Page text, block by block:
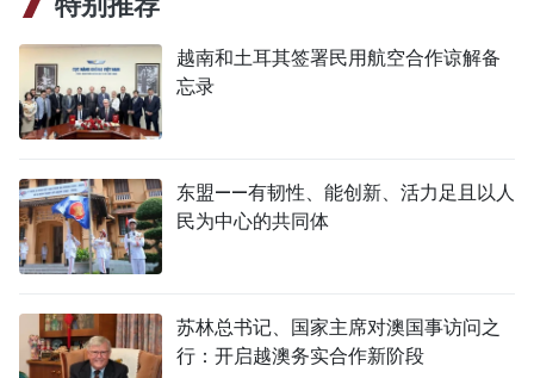
越南和土耳其签署民用航空合作谅解备
忘录
东盟——有韧性、能创新、活力足且以人
民为中心的共同体
苏林总书记、国家主席对澳国事访问之
行：开启越澳务实合作新阶段